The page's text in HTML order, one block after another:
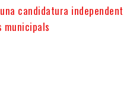
candidatura independent
municipals